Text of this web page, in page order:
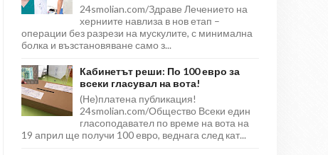
24smolian.com/Здраве Лечението на
херниите навлиза в нов етап –
операции без разрези на мускулите, с минимална
болка и възстановяване само з...
Кабинетът реши: По 100 евро за
всеки гласувал на вота!
(Не)платена публикация!
24smolian.com/Общество Всеки един
гласоподавател по време на вота на
19 април ще получи 100 евро, веднага след кат...